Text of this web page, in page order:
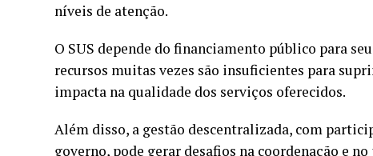
níveis de atenção.
O SUS depende do financiamento público para
recursos muitas vezes são insuficientes para
impacta na qualidade dos serviços oferecidos.
Além disso, a gestão descentralizada, com
governo, pode gerar desafios na coordenação e